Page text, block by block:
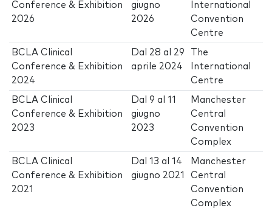
Conference & Exhibition
2026
giugno
2026
International
Convention
Centre
BCLA Clinical
Conference & Exhibition
2024
Dal 28 al 29
aprile 2024
The
International
Centre
BCLA Clinical
Conference & Exhibition
2023
Dal9 al11
giugno
2023
Manchester
Central
Convention
Complex
BCLA Clinical
Conference & Exhibition
2021
Dal13 al14
giugno 2021
Manchester
Central
Convention
Complex